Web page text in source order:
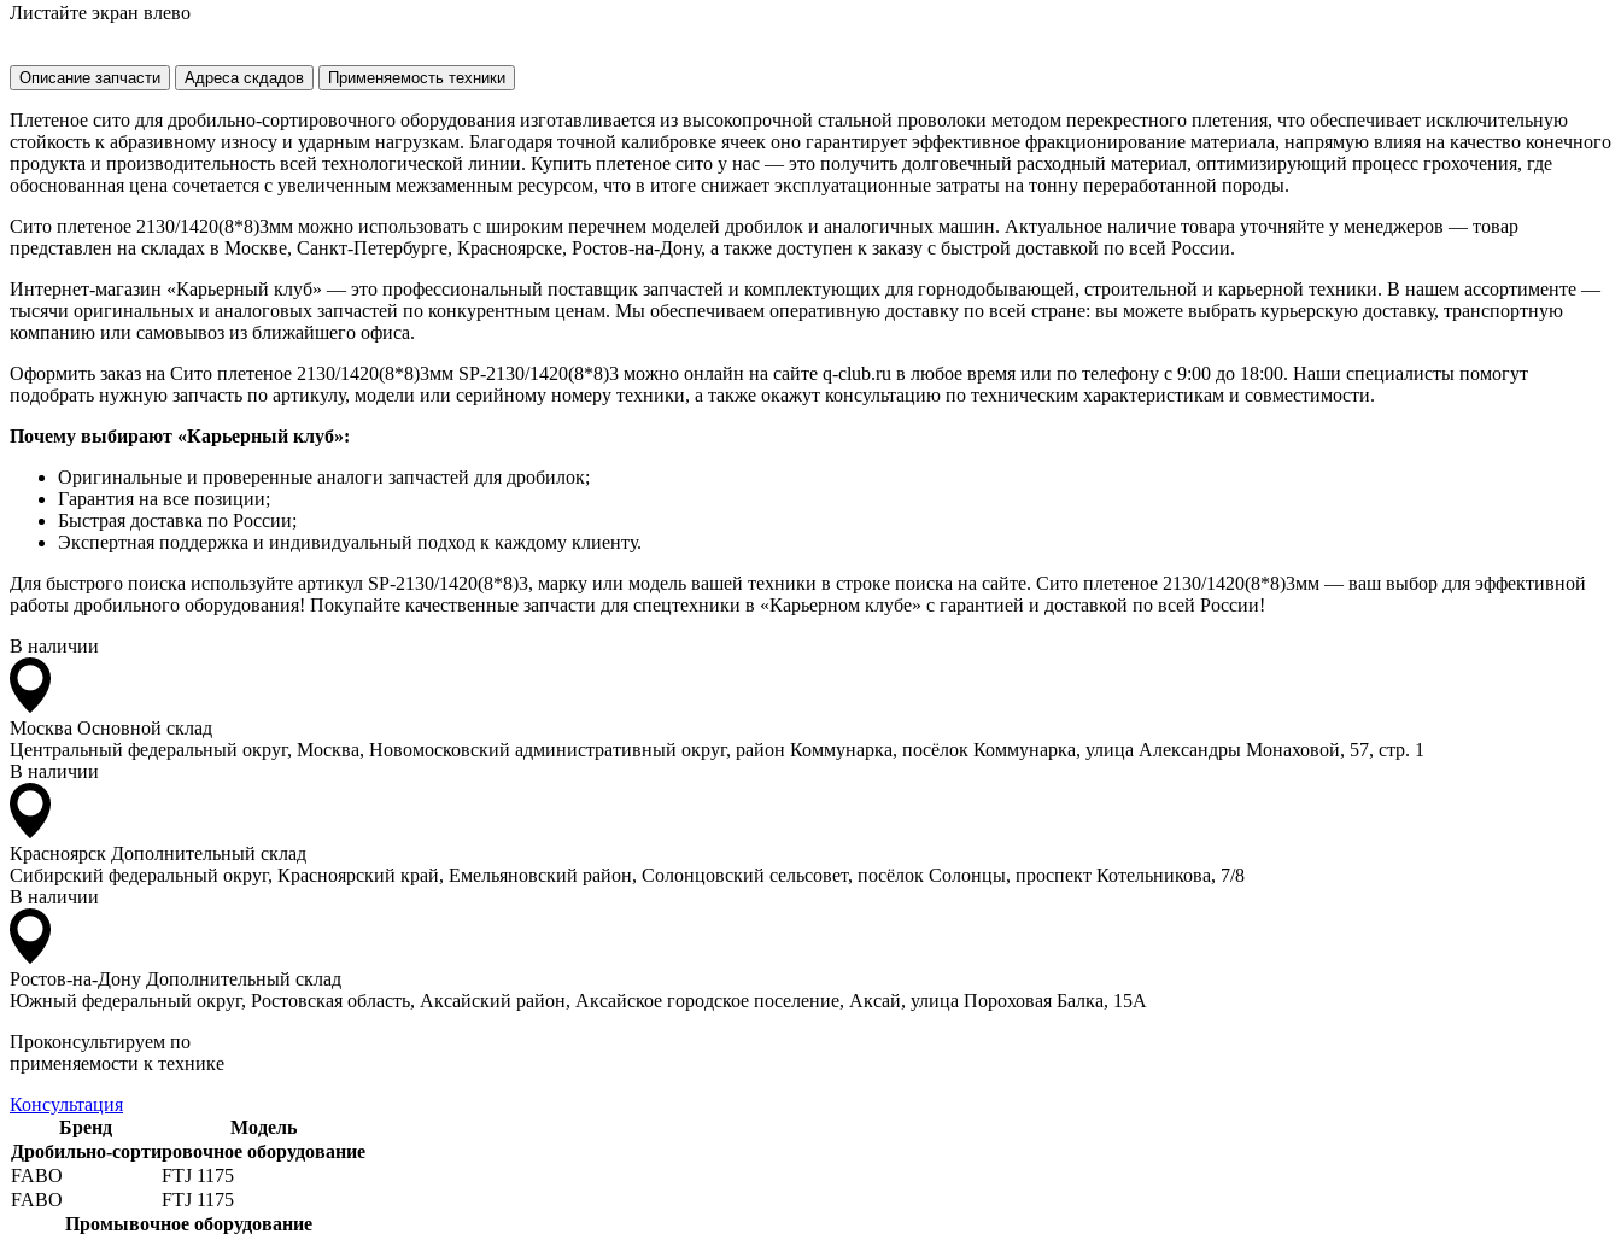
Листайте экран влево
Описание запчасти Адреса скдадов Применяемость техники
Плетеное сито для дробильно-сортировочного оборудования изготавливается из высокопрочной стальной проволоки методом перекрестного плетения, что обеспечивает исключительную
стойкость к абразивному износу и ударным нагрузкам. Благодаря точной калибровке ячеек оно гарантирует эффективное фракционирование материала, напрямую влияя на качество конечного
продукта и производительность всей технологической линии. Купить плетеное сито у нас — это получить долговечный расходный материал, оптимизирующий процесс грохочения, где
обоснованная цена сочетается с увеличенным межзаменным ресурсом, что в итоге снижает эксплуатационные затраты на тонну переработанной породы.
Сито плетеное 2130/1420(8*8)3мм можно использовать с широким перечнем моделей дробилок и аналогичных машин. Актуальное наличие товара уточняйте у менеджеров — товар
представлен на складах в Москве, Санкт-Петербурге, Красноярске, Ростов-на-Дону, а также доступен к заказу с быстрой доставкой по всей России.
Интернет-магазин «Карьерный клуб» — это профессиональный поставщик запчастей и комплектующих для горнодобывающей, строительной и карьерной техники. В нашем ассортименте —
тысячи оригинальных и аналоговых запчастей по конкурентным ценам. Мы обеспечиваем оперативную доставку по всей стране: вы можете выбрать курьерскую доставку, транспортную
компанию или самовывоз из ближайшего офиса.
Оформить заказ на Сито плетеное 2130/1420(8*8)3мм SP-2130/1420(8*8)3 можно онлайн на сайте q-club.ru в любое время или по телефону с 9:00 до 18:00. Наши специалисты помогут
подобрать нужную запчасть по артикулу, модели или серийному номеру техники, а также окажут консультацию по техническим характеристикам и совместимости.
Почему выбирают «Карьерный клуб»:
Оригинальные и проверенные аналоги запчастей для дробилок;
Гарантия на все позиции;
Быстрая доставка по России;
Экспертная поддержка и индивидуальный подход к каждому клиенту.
Для быстрого поиска используйте артикул SP-2130/1420(8*8)3, марку или модель вашей техники в строке поиска на сайте. Сито плетеное 2130/1420(8*8)3мм — ваш выбор для эффективной
работы дробильного оборудования! Покупайте качественные запчасти для спецтехники в «Карьерном клубе» с гарантией и доставкой по всей России!
В наличии
Москва Основной склад
Центральный федеральный округ, Москва, Новомосковский административный округ, район Коммунарка, посёлок Коммунарка, улица Александры Монаховой, 57, стр. 1
В наличии
Красноярск Дополнительный склад
Сибирский федеральный округ, Красноярский край, Емельяновский район, Солонцовский сельсовет, посёлок Солонцы, проспект Котельникова, 7/8
В наличии
Ростов-на-Дону Дополнительный склад
Южный федеральный округ, Ростовская область, Аксайский район, Аксайское городское поселение, Аксай, улица Пороховая Балка, 15А
Проконсультируем по
применяемости к технике
Консультация
Бренд
Модель
Дробильно-сортировочное оборудование
FABO
FTJ 1175
FABO
FTJ 1175
Промывочное оборудование